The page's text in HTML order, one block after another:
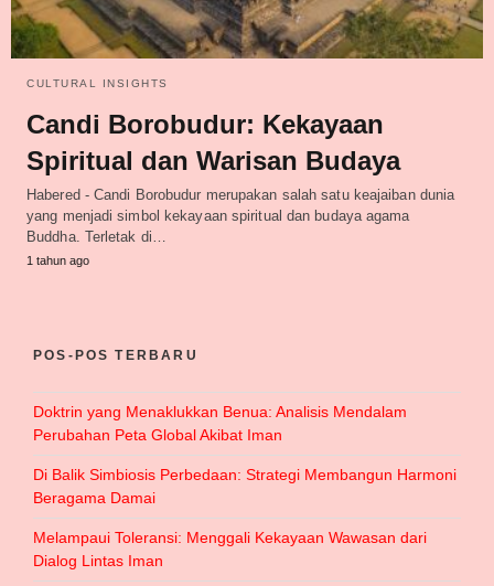
CULTURAL INSIGHTS
Candi Borobudur: Kekayaan
Spiritual dan Warisan Budaya
Habered - Candi Borobudur merupakan salah satu keajaiban dunia
yang menjadi simbol kekayaan spiritual dan budaya agama
Buddha. Terletak di…
1 tahun ago
POS-POS TERBARU
Doktrin yang Menaklukkan Benua: Analisis Mendalam
Perubahan Peta Global Akibat Iman
Di Balik Simbiosis Perbedaan: Strategi Membangun Harmoni
Beragama Damai
Melampaui Toleransi: Menggali Kekayaan Wawasan dari
Dialog Lintas Iman